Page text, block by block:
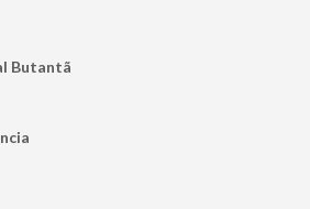
Butantã